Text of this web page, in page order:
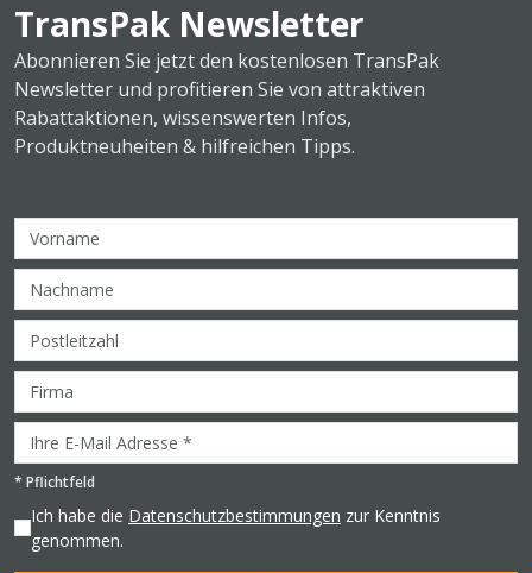
TransPak Newsletter
Abonnieren Sie jetzt den kostenlosen TransPak
Newsletter und profitieren Sie von attraktiven
Rabattaktionen, wissenswerten Infos,
Produktneuheiten & hilfreichen Tipps.
* Pflichtfeld
Ich habe die Datenschutzbestimmungen zur Kenntnis
genommen.